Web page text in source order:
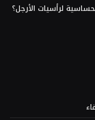
لرأسيات الأرجل؟